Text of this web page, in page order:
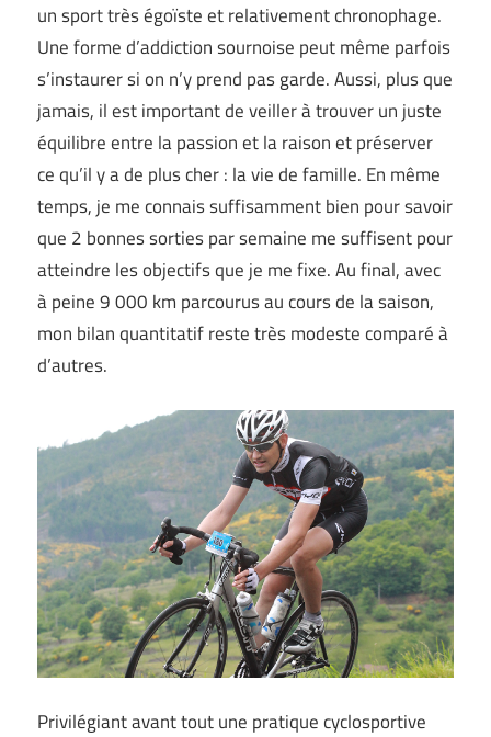
un sport très égoïste et relativement chronophage.
Une forme d’addiction sournoise peut même parfois
s’instaurer si on n’y prend pas garde. Aussi, plus que
jamais, il est important de veiller à trouver un juste
équilibre entre la passion et la raison et préserver
ce qu’il y a de plus cher : la vie de famille. En même
temps, je me connais suffisamment bien pour savoir
que 2 bonnes sorties par semaine me suffisent pour
atteindre les objectifs que je me fixe. Au final, avec
à peine 9 000 km parcourus au cours de la saison,
mon bilan quantitatif reste très modeste comparé à
d’autres.
Privilégiant avant tout une pratique cyclosportive